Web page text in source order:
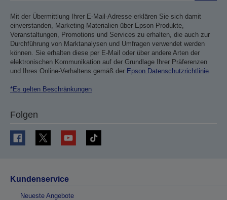
Mit der Übermittlung Ihrer E-Mail-Adresse erklären Sie sich damit
einverstanden, Marketing-Materialien über Epson Produkte,
Veranstaltungen, Promotions und Services zu erhalten, die auch zur
Durchführung von Marktanalysen und Umfragen verwendet werden
können. Sie erhalten diese per E-Mail oder über andere Arten der
elektronischen Kommunikation auf der Grundlage Ihrer Präferenzen
und Ihres Online-Verhaltens gemäß der Epson Datenschutzrichtlinie
*Es gelten Beschränkungen
Folgen
Kundenservice
Neueste Angebote